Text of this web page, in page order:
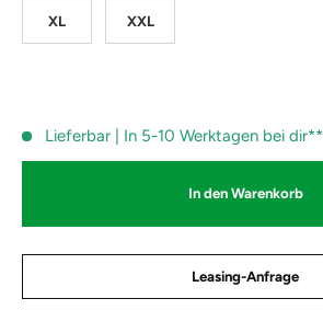
XL XXL
Lieferbar | In 5-10 Werktagen bei dir**
In den Warenkorb
Leasing-Anfrage